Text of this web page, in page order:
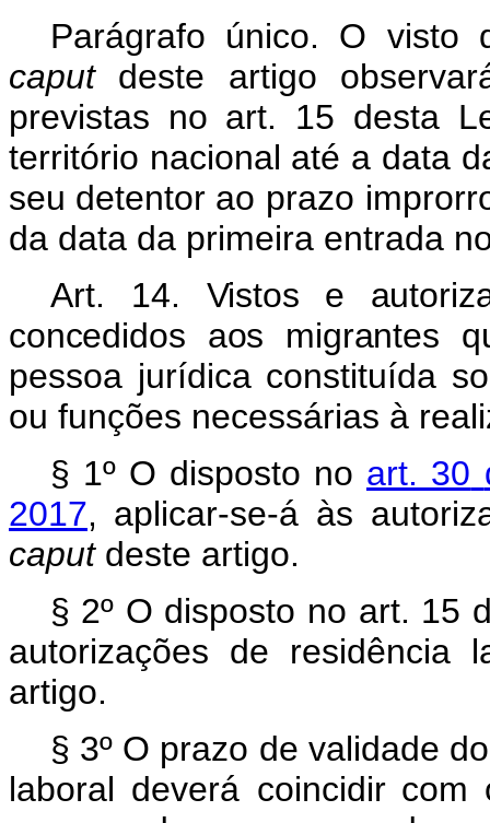
Parágrafo único. O visto
caput
deste artigo
previstas no art. 15 desta
território nacional até a data
seu detentor ao prazo
da data da primeira entrada
Art. 14.
Vistos e
concedidos
aos migrantes
pessoa jurídica constituída
ou funções necessárias à
§ 1º O disposto no art. 30
2017, aplicar-se-á às
caput deste artigo.
§ 2º O disposto no art. 15
autorizações de
artigo.
§ 3º O prazo de validade
laboral deverá coincidir com